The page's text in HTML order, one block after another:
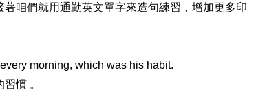
咱們就用通勤英文單字來造句練習，增加更多印
morning, which was his habit.
慣 。